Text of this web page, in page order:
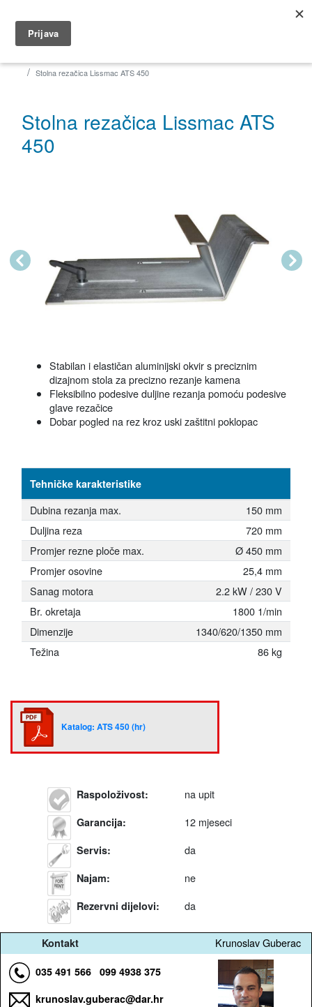
Stolna rezačica Lissmac ATS 450
Stolna rezačica Lissmac ATS
450
Previous Next
Stabilan i elastičan aluminijski okvir s preciznim
dizajnom stola za precizno rezanje kamena
Fleksibilno podesive duljine rezanja pomoću podesive
glave rezačice
Dobar pogled na rez kroz uski zaštitni poklopac
Tehničke karakteristike
Dubina rezanja max.
150 mm
Duljina reza
720 mm
Promjer rezne ploče max.
Ø 450 mm
Promjer osovine
25,4 mm
Sanag motora
2.2 kW / 230 V
Br. okretaja
1800 1/min
Dimenzije
1340/620/1350 mm
Težina
86 kg
Katalog: ATS 450 (hr)
Raspoloživost: na upit
Garancija: 12 mjeseci
Servis: da
Najam: ne
Rezervni dijelovi: da
Kontakt Krunoslav Guberac
035 491 566 099 4938 375
krunoslav.guberac@dar.hr